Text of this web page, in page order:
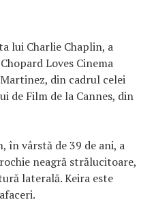
lui Charlie Chaplin, a
Loves Cinema
din cadrul celei
de Film de la Cannes, din
în vârstă de 39 de ani, a
neagră strălucitoare,
laterală. Keira este